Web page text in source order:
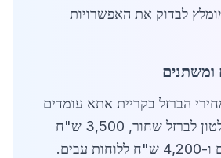
לבדוק את האפשרויות
ומשתנים
2026, מחירי הברזל בקריית אתא עומדים
על 2,900 ש"ח לטון לברזל שחור, 3,500 ש"ח
לפרופילים גלווניים ו-4,200 ש"ח ללוחות עבים.